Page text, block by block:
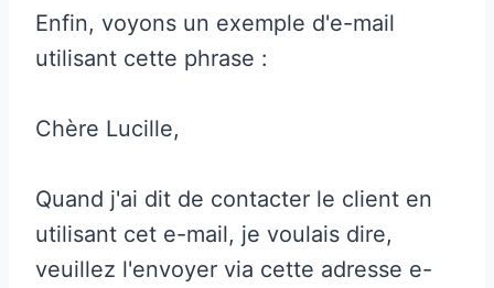
Enfin, voyons un exemple d'e-mail
utilisant cette phrase :
Chère Lucille,
Quand j'ai dit de contacter le client en
utilisant cet e-mail, je voulais dire,
veuillez l'envoyer via cette adresse e-